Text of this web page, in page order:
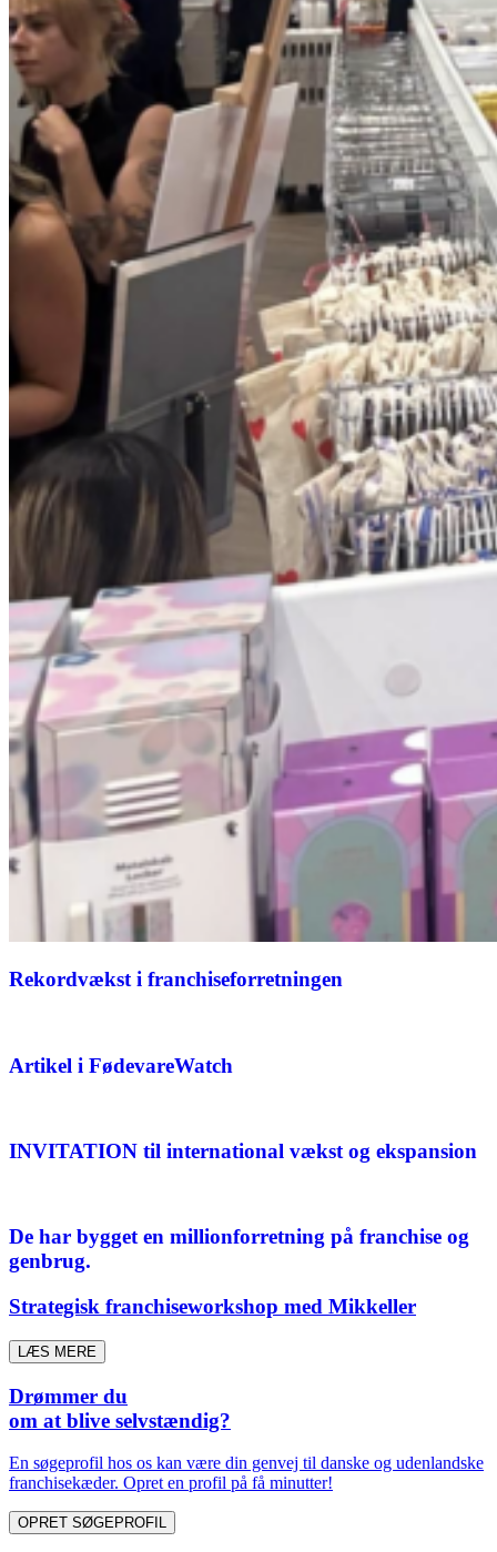
Rekordvækst i franchiseforretningen
Artikel i FødevareWatch
INVITATION til international vækst og ekspansion
De har bygget en millionforretning på franchise og
genbrug.
Strategisk franchiseworkshop med Mikkeller
LÆS MERE
Drømmer du
om at blive selvstændig?
En søgeprofil hos os kan være din genvej til danske og udenlandske
franchisekæder. Opret en profil på få minutter!
OPRET SØGEPROFIL